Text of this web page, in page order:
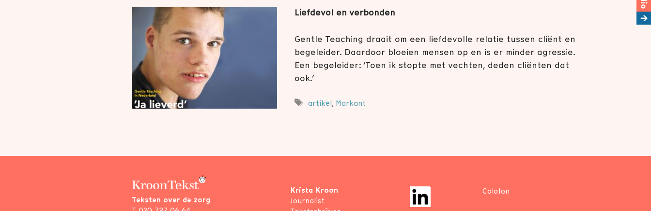
Liefdevol en verbonden
Gentle Teaching draait om een liefdevolle relatie tussen cliënt en
begeleider. Daardoor bloeien mensen op en is er minder agressie.
Een begeleider: ‘Toen ik stopte met vechten, deden cliënten dat
ook.’
Tags
artikel, Markant
Teksten over de zorg
Krista Kroon
Journalist
Colofon